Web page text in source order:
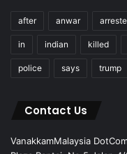
after anwar
in indian killed
police says trump
Contact Us
VanakkamMalaysia